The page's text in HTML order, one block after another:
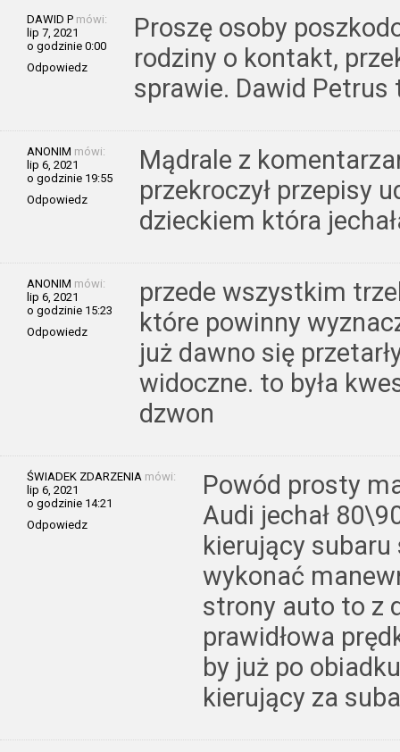
DAWID P mówi:
lip 7, 2021
o godzinie 0:00
Odpowiedz
Proszę osoby
rodziny o kontakt,
sprawie. Dawid Petrus
ANONIM mówi:
lip 6, 2021
o godzinie 19:55
Odpowiedz
Mądrale z
przekroczył przepisy
dzieckiem która
ANONIM mówi:
lip 6, 2021
o godzinie 15:23
Odpowiedz
przede wszystkim
które powinny
już dawno się
widoczne. to była
dzwon
ŚWIADEK ZDARZENIA mówi:
lip 6, 2021
o godzinie 14:21
Odpowiedz
Powód prosty
Audi jechał
kierujący subaru
wykonać
strony auto to z
prawidłowa
by już po
kierujący za